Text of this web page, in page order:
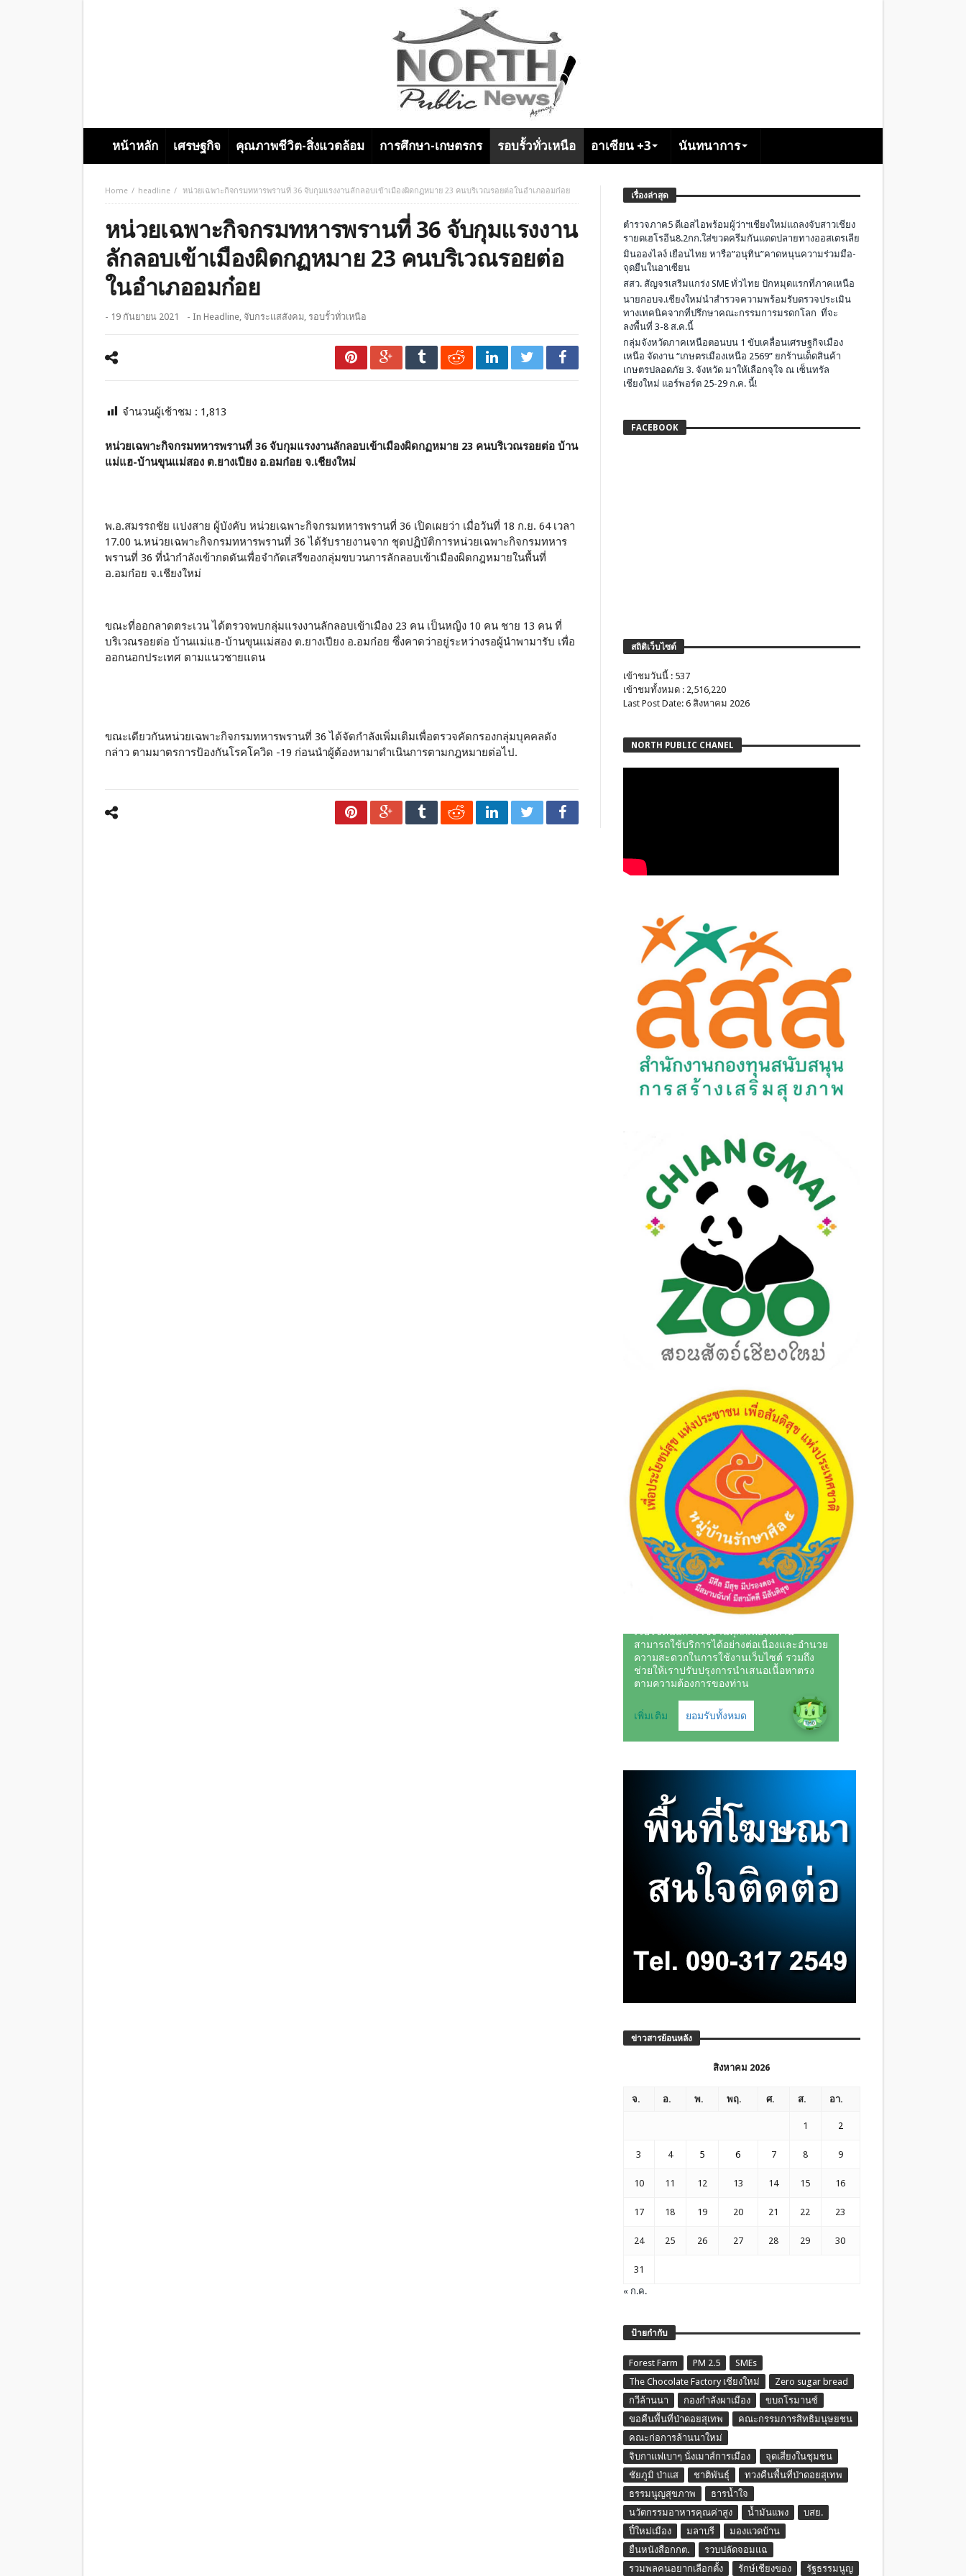
หน้าหลัก เศรษฐกิจ คุณภาพชีวิต-สิ่งแวดล้อม การศึกษา-เกษตรกร รอบรั้วทั่วเหนือ อาเซียน +3 นันทนาการ
Home headline หน่วยเฉพาะกิจกรมทหารพรานที่ 36 จับกุมแรงงานลักลอบเข้าเมืองผิดกฏหมาย 23 คนบริเวณรอยต่อในอำเภออมก๋อย
หน่วยเฉพาะกิจกรมทหารพรานที่ 36 จับกุมแรงงาน
ลักลอบเข้าเมืองผิดกฏหมาย 23 คนบริเวณรอยต่อ
ในอำเภออมก๋อย
- 19 กันยายน 2021 - In Headline, จับกระแสสังคม, รอบรั้วทั่วเหนือ
จำนวนผู้เช้าชม : 1,813
หน่วยเฉพาะกิจกรมทหารพรานที่ 36 จับกุมแรงงานลักลอบเข้าเมืองผิดกฏหมาย 23 คนบริเวณรอยต่อ บ้าน
แม่แฮ-บ้านขุนแม่สอง ต.ยางเปียง อ.อมก๋อย จ.เชียงใหม่
พ.อ.สมรรถชัย แปงสาย ผู้บังคับ หน่วยเฉพาะกิจกรมทหารพรานที่ 36 เปิดเผยว่า เมื่อวันที่ 18 ก.ย. 64 เวลา
17.00 น.หน่วยเฉพาะกิจกรมทหารพรานที่ 36 ได้รับรายงานจาก ชุดปฏิบัติการหน่วยเฉพาะกิจกรมทหาร
พรานที่ 36 ที่นำกำลังเข้ากดดันเพื่อจำกัดเสรีของกลุ่มขบวนการลักลอบเข้าเมืองผิดกฎหมายในพื้นที่
อ.อมก๋อย จ.เชียงใหม่
ขณะที่ออกลาดตระเวน ได้ตรวจพบกลุ่มแรงงานลักลอบเข้าเมือง 23 คน เป็นหญิง 10 คน ชาย 13 คน ที่
บริเวณรอยต่อ บ้านแม่แฮ-บ้านขุนแม่สอง ต.ยางเปียง อ.อมก๋อย ซึ่งคาดว่าอยู่ระหว่างรอผู้นำพามารับ เพื่อ
ออกนอกประเทศ ตามแนวชายแดน
ขณะเดียวกันหน่วยเฉพาะกิจกรมทหารพรานที่ 36 ได้จัดกำลังเพิ่มเติมเพื่อตรวจคัดกรองกลุ่มบุคคลดัง
กล่าว ตามมาตรการป้องกันโรคโควิด -19 ก่อนนำผู้ต้องหามาดำเนินการตามกฎหมายต่อไป.
เรื่องล่าสุด
ตำรวจภาค5 ดีเอสไอพร้อมผู้ว่าฯเชียงใหม่แถลงจับสาวเชียง
รายดเฮโรอีน8.2กก.ใส่ขวดครีมกันแดดปลายทางออสเตรเลีย
มินอองไลง์ เยือนไทย หารือ”อนุทิน”คาดหนุนความร่วมมือ-
จุดยืนในอาเซียน
สสว. สัญจรเสริมแกร่ง SME ทั่วไทย ปักหมุดแรกที่ภาคเหนือ
นายกอบจ.เชียงใหม่นำสำรวจความพร้อมรับตรวจประเมิน
ทางเทคนิคจากที่ปรึกษาคณะกรรมการมรดกโลก ที่จะ
ลงพื้นที่ 3-8 ส.ค.นี้
กลุ่มจังหวัดภาคเหนือตอนบน 1 ขับเคลื่อนเศรษฐกิจเมือง
เหนือ จัดงาน “เกษตรเมืองเหนือ 2569” ยกร้านเด็ดสินค้า
เกษตรปลอดภัย 3. จังหวัด มาให้เลือกจุใจ ณ เซ็นทรัล
เชียงใหม่ แอร์พอร์ต 25-29 ก.ค. นี้!
FACEBOOK
สถิติเว็บไซต์
เข้าชมวันนี้ : 537
เข้าชมทั้งหมด : 2,516,220
Last Post Date: 6 สิงหาคม 2026
NORTH PUBLIC CHANEL
ข่าวสารย้อนหลัง
สิงหาคม 2026
จ. อ. พ. พฤ. ศ. ส. อา.
1 2
3 4 5 6 7 8 9
10 11 12 13 14 15 16
17 18 19 20 21 22 23
24 25 26 27 28 29 30
31
« ก.ค.
ป้ายกำกับ
Forest Farm PM 2.5
SMEs
The Chocolate Factory เชียงใหม่
Zero sugar bread
กวีล้านนา
กองกำลังผาเมือง
ขบถโรมานซ์
ขอคืนพื้นที่ป่าดอยสุเทพ
คณะกรรมการสิทธิมนุษยชน
คณะก่อการล้านนาใหม่
จิบกาแฟเบาๆ นั่งเมาส์การเมือง
จุดเสี่ยงในชุมชน
ชัยภูมิ ป่าแส
ชาติพันธุ์
ทวงคืนพื้นที่ป่าดอยสุเทพ
ธรรมนูญสุขภาพ
ธารน้ำใจ
นวัตกรรมอาหารคุณค่าสูง
น้ำมันแพง
บสย.
ปี๋ใหม่เมือง
มลาบรี
มองแวดบ้าน
ยื่นหนังสือกกต.
รวบปลัดจอมแฉ
รวมพลคนอยากเลือกตั้ง
รักษ์เชียงของ รัฐธรรมนูญ